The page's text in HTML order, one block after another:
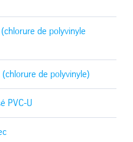
de polyvinyle
de polyvinyle)
PVC-U